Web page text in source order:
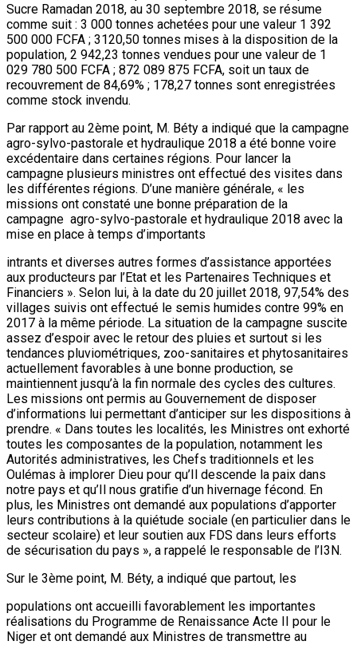
Sucre Ramadan 2018, au 30 septembre 2018, se résume
comme suit : 3 000 tonnes achetées pour une valeur 1 392
500 000 FCFA ; 3120,50 tonnes mises à la disposition de la
population, 2 942,23 tonnes vendues pour une valeur de 1
029 780 500 FCFA ; 872 089 875 FCFA, soit un taux de
recouvrement de 84,69% ; 178,27 tonnes sont enregistrées
comme stock invendu.
Par rapport au 2ème point, M. Béty a indiqué que la campagne
agro-sylvo-pastorale et hydraulique 2018 a été bonne voire
excédentaire dans certaines régions. Pour lancer la
campagne plusieurs ministres ont effectué des visites dans
les différentes régions. D’une manière générale, « les
missions ont constaté une bonne préparation de la
campagne agro-sylvo-pastorale et hydraulique 2018 avec la
mise en place à temps d’importants
intrants et diverses autres formes d’assistance apportées
aux producteurs par l’Etat et les Partenaires Techniques et
Financiers ». Selon lui, à la date du 20 juillet 2018, 97,54% des
villages suivis ont effectué le semis humides contre 99% en
2017 à la même période. La situation de la campagne suscite
assez d’espoir avec le retour des pluies et surtout si les
tendances pluviométriques, zoo-sanitaires et phytosanitaires
actuellement favorables à une bonne production, se
maintiennent jusqu’à la fin normale des cycles des cultures.
Les missions ont permis au Gouvernement de disposer
d’informations lui permettant d’anticiper sur les dispositions à
prendre. « Dans toutes les localités, les Ministres ont exhorté
toutes les composantes de la population, notamment les
Autorités administratives, les Chefs traditionnels et les
Oulémas à implorer Dieu pour qu’Il descende la paix dans
notre pays et qu’Il nous gratifie d’un hivernage fécond. En
plus, les Ministres ont demandé aux populations d’apporter
leurs contributions à la quiétude sociale (en particulier dans le
secteur scolaire) et leur soutien aux FDS dans leurs efforts
de sécurisation du pays », a rappelé le responsable de l’I3N.
Sur le 3ème point, M. Béty, a indiqué que partout, les
populations ont accueilli favorablement les importantes
réalisations du Programme de Renaissance Acte II pour le
Niger et ont demandé aux Ministres de transmettre au